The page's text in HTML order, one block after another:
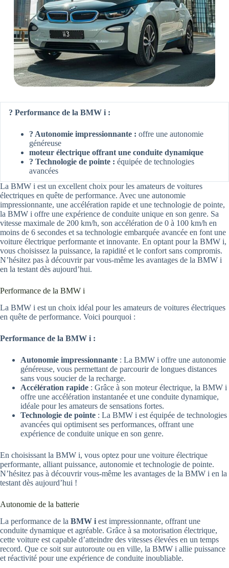
? Performance de la BMW i :
? Autonomie impressionnante : offre une autonomie
généreuse
moteur électrique offrant une conduite dynamique
? Technologie de pointe : équipée de technologies
avancées
La BMW i est un excellent choix pour les amateurs de voitures
électriques en quête de performance. Avec une autonomie
impressionnante, une accélération rapide et une technologie de pointe,
la BMW i offre une expérience de conduite unique en son genre. Sa
vitesse maximale de 200 km/h, son accélération de 0 à 100 km/h en
moins de 6 secondes et sa technologie embarquée avancée en font une
voiture électrique performante et innovante. En optant pour la BMW i,
vous choisissez la puissance, la rapidité et le confort sans compromis.
N’hésitez pas à découvrir par vous-même les avantages de la BMW i
en la testant dès aujourd’hui.
Performance de la BMW i
La BMW i est un choix idéal pour les amateurs de voitures électriques
en quête de performance. Voici pourquoi :
Performance de la BMW i :
Autonomie impressionnante : La BMW i offre une autonomie
généreuse, vous permettant de parcourir de longues distances
sans vous soucier de la recharge.
Accélération rapide : Grâce à son moteur électrique, la BMW i
offre une accélération instantanée et une conduite dynamique,
idéale pour les amateurs de sensations fortes.
Technologie de pointe : La BMW i est équipée de technologies
avancées qui optimisent ses performances, offrant une
expérience de conduite unique en son genre.
En choisissant la BMW i, vous optez pour une voiture électrique
performante, alliant puissance, autonomie et technologie de pointe.
N’hésitez pas à découvrir vous-même les avantages de la BMW i en la
testant dès aujourd’hui !
Autonomie de la batterie
La performance de la BMW i est impressionnante, offrant une
conduite dynamique et agréable. Grâce à sa motorisation électrique,
cette voiture est capable d’atteindre des vitesses élevées en un temps
record. Que ce soit sur autoroute ou en ville, la BMW i allie puissance
et réactivité pour une expérience de conduite inoubliable.